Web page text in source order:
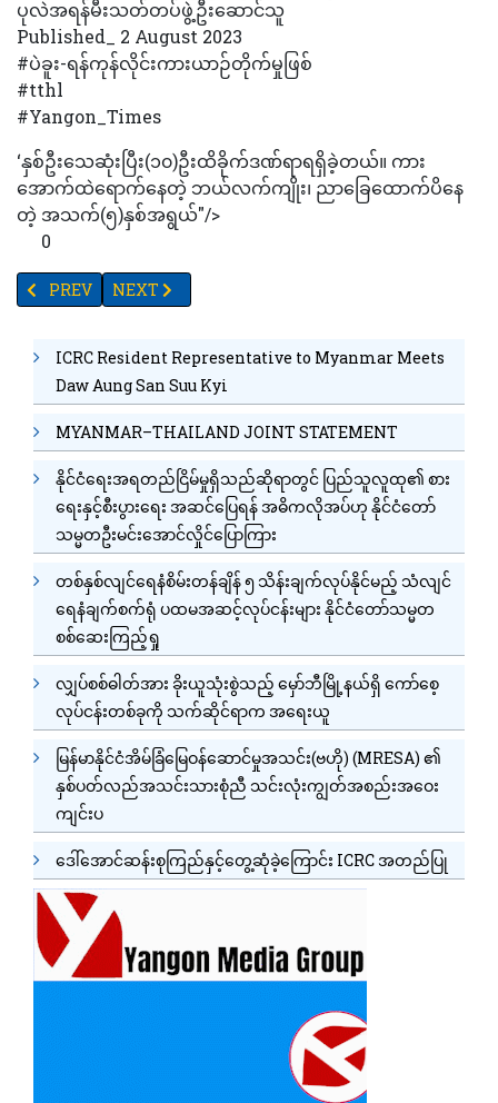
ပုလဲအရန်မီးသတ်တပ်ဖွဲ့ဦးဆောင်သူ
Published_ 2 August 2023
#ပဲခူး-ရန်ကုန်လိုင်းကားယာဉ်တိုက်မှုဖြစ်
#tthl
#Yangon_Times
‘နှစ်ဦးသေဆုံးပြီး(၁၀)ဦးထိခိုက်ဒဏ်ရာရရှိခဲ့တယ်။ ကား
အောက်ထဲရောက်နေတဲ့ ဘယ်လက်ကျိုး၊ ညာခြေထောက်ပိနေ
တဲ့ အသက်(၅)နှစ်အရွယ်"/>
0
PREVIOUS ARTICLE: အလုပ်သမား အေဂျင်စီ (၂၅)ခုအား စည်း
PREV NEXT ARTICLE: သံလွင်တံတားပေါ်မှ သံဃာတော်တစ်ပါး ခု
NEXT
ICRC Resident Representative to Myanmar Meets
Daw Aung San Suu Kyi
MYANMAR–THAILAND JOINT STATEMENT
နိုင်ငံရေးအရတည်ငြိမ်မှုရှိသည်ဆိုရာတွင် ပြည်သူလူထု၏ စား
ရေးနှင့်စီးပွားရေး အဆင်ပြေရန် အဓိကလိုအပ်ဟု နိုင်ငံတော်
သမ္မတဦးမင်းအောင်လှိုင်ပြောကြား
တစ်နှစ်လျင်ရေနံစိမ်းတန်ချိန် ၅ သိန်းချက်လုပ်နိုင်မည့် သံလျင်
ရေနံချက်စက်ရုံ ပထမအဆင့်လုပ်ငန်းများ နိုင်ငံတော်သမ္မတ
စစ်ဆေးကြည့်ရှု
လျှပ်စစ်ဓါတ်အား ခိုးယူသုံးစွဲသည့် မှော်ဘီမြို့နယ်ရှိ ကော်စေ့
လုပ်ငန်းတစ်ခုကို သက်ဆိုင်ရာက အရေးယူ
မြန်မာနိုင်ငံအိမ်ခြံမြေဝန်ဆောင်မှုအသင်း(ဗဟို) (MRESA) ၏
နှစ်ပတ်လည်အသင်းသားစုံညီ သင်းလုံးကျွတ်အစည်းအဝေး
ကျင်းပ
ဒေါ်အောင်ဆန်းစုကြည်နှင့်တွေ့ဆုံခဲ့ကြောင်း ICRC အတည်ပြု